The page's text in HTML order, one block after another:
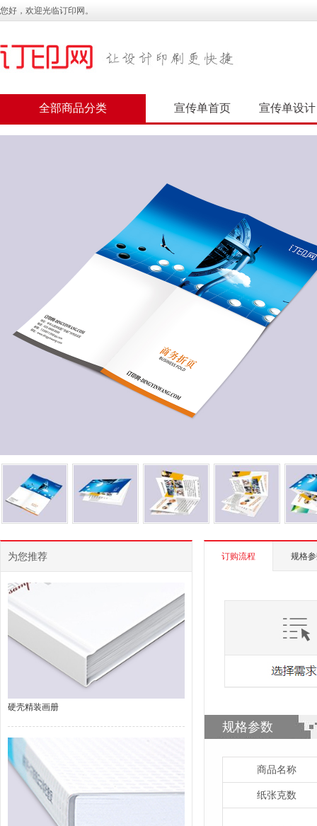
您好，欢迎光临订印网。
全部商品分类 宣传单首页 宣传单设计
为您推荐
硬壳精装画册
订购流程 规格
规格参数
商品名称
纸张克数